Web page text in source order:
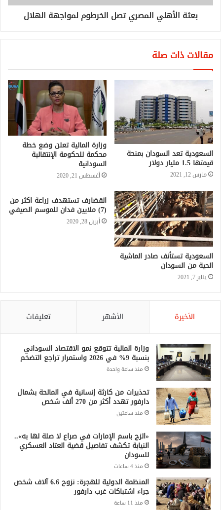
بعثة الأهلي المصري تصل الخرطوم لمواجهة الهلال
مقالات ذات صلة
السعودية تعد السودان بمنحة
قيمتها 1.5 مليار دولار
مارس 12, 2021
وزارة المالية تعلن وضع خطة
محكمة للحكومة الإنتقالية
السودانية
أغسطس 21, 2020
السعودية تستأنف صادر الماشية
الحية من السودان
يناير 7, 2021
القضارف تستهدف زراعة اكثر من
(7) ملايين فدان للموسم الصيفي
أبريل 28, 2020
الأخيرة الأشهر تعليقات
وزارة المالية تتوقع نمو الاقتصاد السوداني
بنسبة 9% في 2026 واستمرار تراجع التضخم
منذ ساعة واحدة
تحذيرات من كارثة إنسانية في المالحة بشمال
دارفور تهدد أكثر من 270 ألف شخص
منذ ساعتين
«الزج باسم الإمارات في صراع لا صلة لها به»..
النيابة تكشف تفاصيل قضية العتاد العسكري
للسودان
منذ 4 ساعات
المنظمة الدولية للهجرة: نزوح 6.6 آلاف شخص
جراء اشتباكات غرب دارفور
منذ 11 ساعة